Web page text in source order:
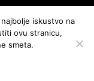
iskustvo na
ovu stranicu,
smeta.